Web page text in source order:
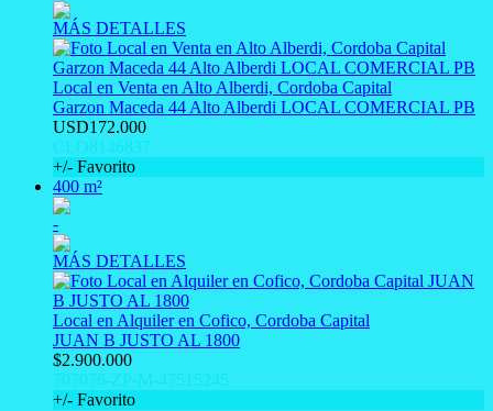
MÁS DETALLES
Local en Venta en Alto Alberdi, Cordoba Capital
Garzon Maceda 44 Alto Alberdi LOCAL COMERCIAL PB
USD172.000
CLO8146837
+/- Favorito
400 m²
-
MÁS DETALLES
Local en Alquiler en Cofico, Cordoba Capital
JUAN B JUSTO AL 1800
$2.900.000
707076-ZP-M-47515245
+/- Favorito